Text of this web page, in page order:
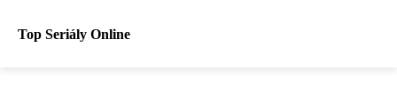
Top Seriály Online